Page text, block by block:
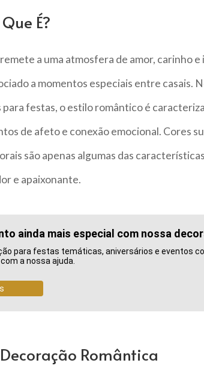
É?
a uma atmosfera de amor, carinho
a momentos especiais entre casais.
para festas, o estilo romântico é
de afeto e conexão emocional. Cores
são apenas algumas das
e apaixonante.
ainda mais especial com nossa
para festas temáticas, aniversários e eventos
a nossa ajuda.
Romântica